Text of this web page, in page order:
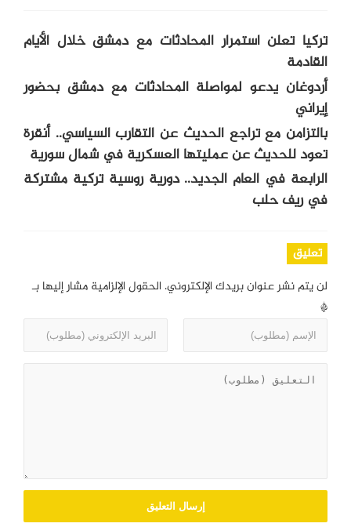
تركيا تعلن استمرار المحادثات مع دمشق خلال الأيام
القادمة
أردوغان يدعو لمواصلة المحادثات مع دمشق بحضور
إيراني
بالتزامن مع تراجع الحديث عن التقارب السياسي.. أنقرة
تعود للحديث عن عمليتها العسكرية في شمال سورية
الرابعة في العام الجديد.. دورية روسية تركية مشتركة
في ريف حلب
تعليق
لن يتم نشر عنوان بريدك الإلكتروني. الحقول الإلزامية مشار إليها بـ
*